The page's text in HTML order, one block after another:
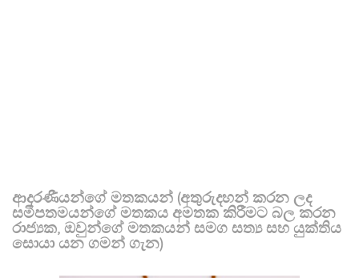
ආදරණීයන්ගේ මතකයන් (අතුරුදහන් කරන ලද
සමීපතමයන්ගේ මතකය අමතක කිරීමට බල කරන
රාජ්‍යක, ඔවුන්ගේ මතකයන් සමග සත්‍ය සහ යුක්තිය
සොයා යන ගමන් ගැන)